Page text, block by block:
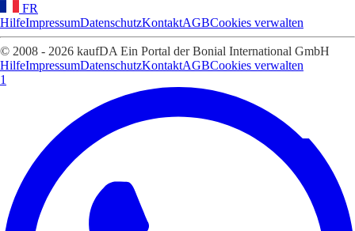
FR
HilfeImpressumDatenschutzKontaktAGBCookies verwalten
© 2008 - 2026 kaufDA Ein Portal der Bonial International GmbH
HilfeImpressumDatenschutzKontaktAGBCookies verwalten
1